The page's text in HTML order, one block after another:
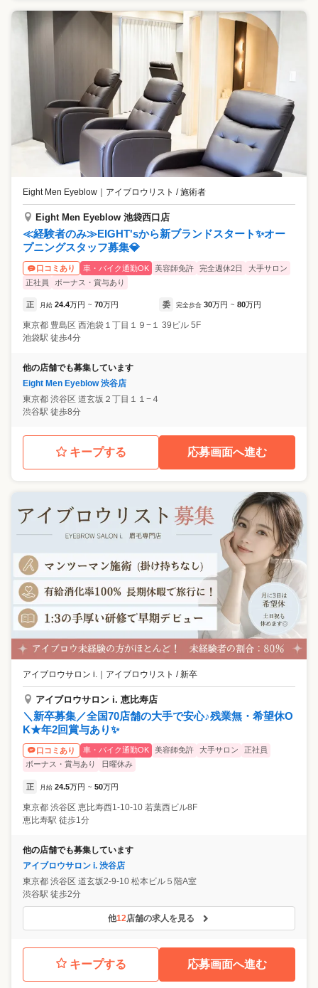
Eight Men Eyeblow アイブロウリスト / 施術者
Eight Men Eyeblow 池袋西口店
≪経験者のみ≫EIGHT'sから新ブランドスタート✨オー
プニングスタッフ募集💎
口コミあり 車・バイク通勤OK 美容師免許 完全週休2日
大手サロン
正社員
ボーナス・賞与あり
正 月給 24.4万円 ~ 70万円 委 完全歩合 30万円 ~ 80万円
東京都 豊島区 西池袋１丁目１９−１ 39ビル 5F
池袋駅 徒歩4分
他の店舗でも募集しています
Eight Men Eyeblow 渋谷店
東京都 渋谷区 道玄坂２丁目１１−４
渋谷駅 徒歩8分
キープする 応募画面へ進む
アイブロウサロン i. ｜ アイブロウリスト / 新卒
アイブロウサロン i. 恵比寿店
＼新卒募集／全国70店舗の大手で安心♪残業無・希望休O
K★年2回賞与あり✨
口コミあり 車・バイク通勤OK 美容師免許 大手サロン
正社員
ボーナス・賞与あり
日曜休み
正 月給 24.5万円 ~ 50万円
東京都 渋谷区 恵比寿西1-10-10 若葉西ビル8F
恵比寿駅 徒歩1分
他の店舗でも募集しています
アイブロウサロン i. 渋谷店
東京都 渋谷区 道玄坂2-9-10 松本ビル５階A室
渋谷駅 徒歩2分
他12店舗の求人を見る
キープする 応募画面へ進む